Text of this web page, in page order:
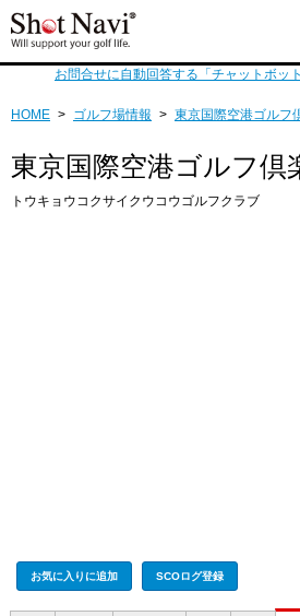
お問合せに自動回答する「チャットボッ
HOME > ゴルフ場情報 > 東京国際空港ゴルフ
東京国際空港ゴルフ倶
トウキョウコクサイクウコウゴルフクラブ
お気に入りに追加 SCOログ登録